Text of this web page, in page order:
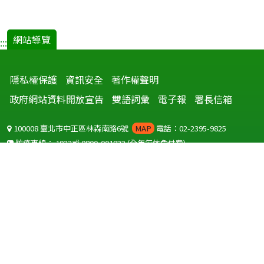
::: 網站導覽
隱私權保護 資訊安全 著作權聲明
政府網站資料開放宣告
雙語詞彙 電子報 署長信箱
100008 臺北市中正區林森南路6號 MAP 電話：02-2395-9825
防疫專線：1922或0800-001922(全年無休免付費)